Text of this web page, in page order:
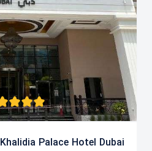
Khalidia Palace Hotel Dubai